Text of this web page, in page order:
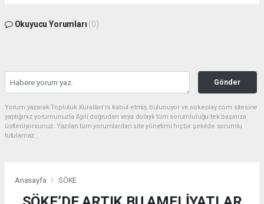
Okuyucu Yorumları (0)
Gönder
Yorum yazarak Topluluk Kuralları’nı kabul etmiş bulunuyor ve sokeolay.com sitesine
yaptığınız yorumunuzla ilgili doğrudan veya dolaylı tüm sorumluluğu tek başınıza
üstleniyorsunuz. Yazılan tüm yorumlardan site yönetimi hiçbir şekilde sorumlu
tutulamaz.
Anasayfa SÖKE